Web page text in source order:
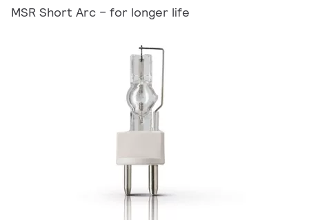
MSR Short Arc – for longer life